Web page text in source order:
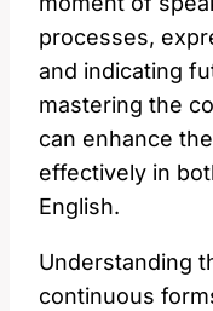
processes,
and indicating
mastering the⁣
can enhance
effectively in
English.
Understanding‌
continuous